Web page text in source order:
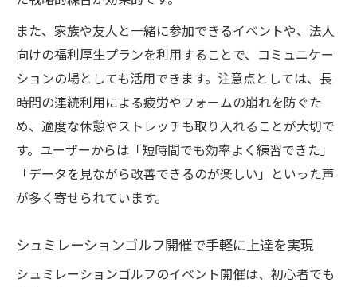
シュミレーションゴルフ開催イベントの多
彩なプログラム
初心者も安心な交流型ゴルフイベントの楽
しみ方
また、家族や友人と一緒に参加できるイベントや、法人
向けの福利厚生プランを利用することで、コミュニケー
ションの場としても活用できます。注意点としては、長
時間の連続利用による疲労やフォームの崩れを防ぐた
め、適度な休憩やストレッチも取り入れることが大切で
す。ユーザーからは「短時間でも効率よく練習できた」
「データを見ながら改善できるのが楽しい」といった声
が多く寄せられています。
シュミレーションゴルフ開催で手軽に上達を実現
シュミレーションゴルフのイベント開催は、初心者でも